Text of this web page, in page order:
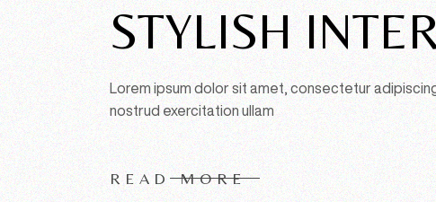
STYLISH
Lorem ipsum dolor sit amet, consectetur
nostrud exercitation ullam
READ MORE